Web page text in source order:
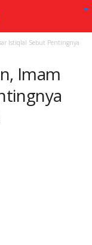
Istiqlal Sebut Pentingnya
Imam